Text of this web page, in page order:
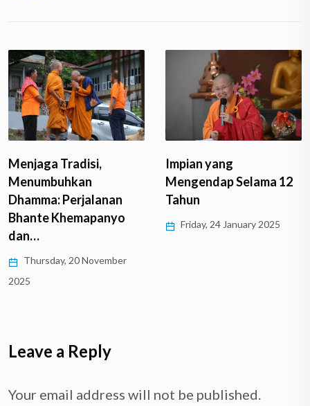
Menjaga Tradisi,
Menumbuhkan
Dhamma: Perjalanan
Bhante Khemapanyo
dan…
Thursday, 20 November
2025
Impian yang
Mengendap Selama 12
Tahun
Friday, 24 January 2025
Leave a Reply
Your email address will not be published.